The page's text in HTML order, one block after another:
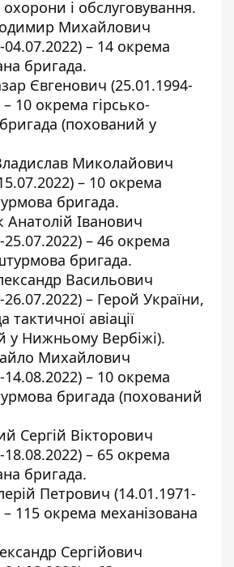
і обслуговування.
Михайлович
04.07.2022) – 14 окрема
бригада.
Євгенович (25.01.1994-
10 окрема гірсько-
(похований у
Миколайович
– 10 окрема
бригада.
Іванович
25.07.2022) – 46 окрема
бригада.
Васильович
26.07.2022) – Герой України,
тактичної авіації
у Нижньому Вербіжі).
Михайлович
14.08.2022) – 10 окрема
бригада (похований
Сергій Вікторович
18.08.2022) – 65 окрема
бригада.
Петрович (14.01.1971-
– 115 окрема механізована
Сергійович